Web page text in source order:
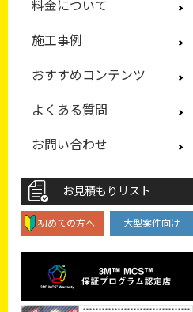
料金について
施工事例
おすすめコンテンツ
よくある質問
お問い合わせ
お見積もりリスト
初めての方へ 大型案件向け